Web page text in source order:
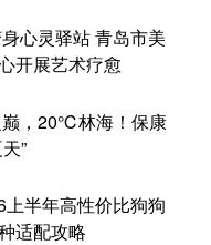
心灵驿站 青岛市美
开展艺术疗愈
巅，20℃林海！保康
”
半年高性价比狗狗
适配攻略